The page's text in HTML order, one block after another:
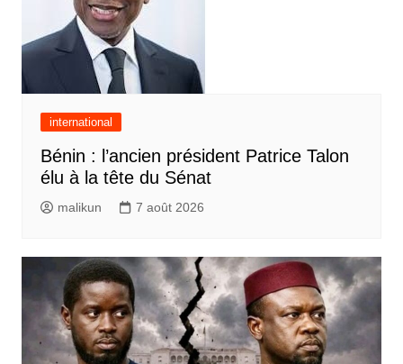
international
Bénin : l’ancien président Patrice Talon
élu à la tête du Sénat
malikun 7 août 2026